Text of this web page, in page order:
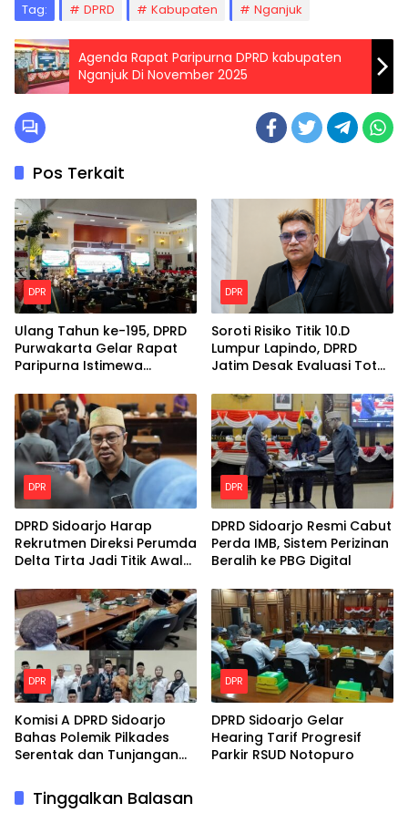
Tag: DPRD Kabupaten Nganjuk
Agenda Rapat Paripurna DPRD kabupaten
Nganjuk Di November 2025
Pos Terkait
DPR
Ulang Tahun ke-195, DPRD
Purwakarta Gelar Rapat
Paripurna Istimewa
DPR
Soroti Risiko Titik 10.D
Lumpur Lapindo, DPRD
Jatim Desak Evaluasi Total
DPR
DPRD Sidoarjo Harap
Rekrutmen Direksi Perumda
Delta Tirta Jadi Titik Awal
DPR
DPRD Sidoarjo Resmi Cabut
Perda IMB, Sistem Perizinan
Beralih ke PBG Digital
DPR
Komisi A DPRD Sidoarjo
Bahas Polemik Pilkades
Serentak dan Tunjangan
DPR
DPRD Sidoarjo Gelar
Hearing Tarif Progresif
Parkir RSUD Notopuro
Tinggalkan Balasan